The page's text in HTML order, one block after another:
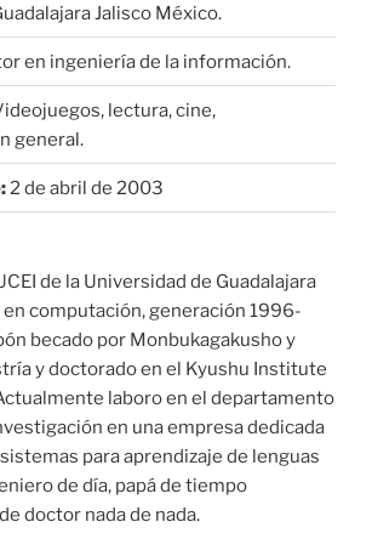
Jalisco México.
en ingeniería de la información.
lectura, cine,
general.
2 de abril de 2003
de la Universidad de Guadalajara
computación, generación 1996-
becado por Monbukagakusho y
y doctorado en el Kyushu Institute
laboro en el departamento
en una empresa dedicada
para aprendizaje de lenguas
de día, papá de tiempo
doctor nada de nada.